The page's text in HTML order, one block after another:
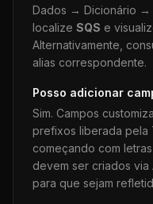
Dados → Dicionário →
localize SQS e
Alternativamente,
alias correspondente.
Posso adicionar
Sim. Campos
prefixos liberada pela
começando com
devem ser criados
para que sejam